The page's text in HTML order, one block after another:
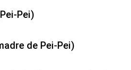
Pei)
de Pei-Pei)